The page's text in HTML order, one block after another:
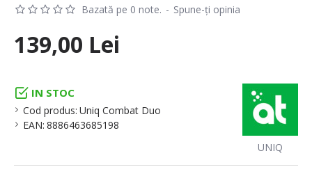
IN STOC
Cod produs: Uniq Combat Duo
EAN: 8886463685198
UNIQ
Bazată pe 0 note. - Spune-ţi opinia
139,00 Lei